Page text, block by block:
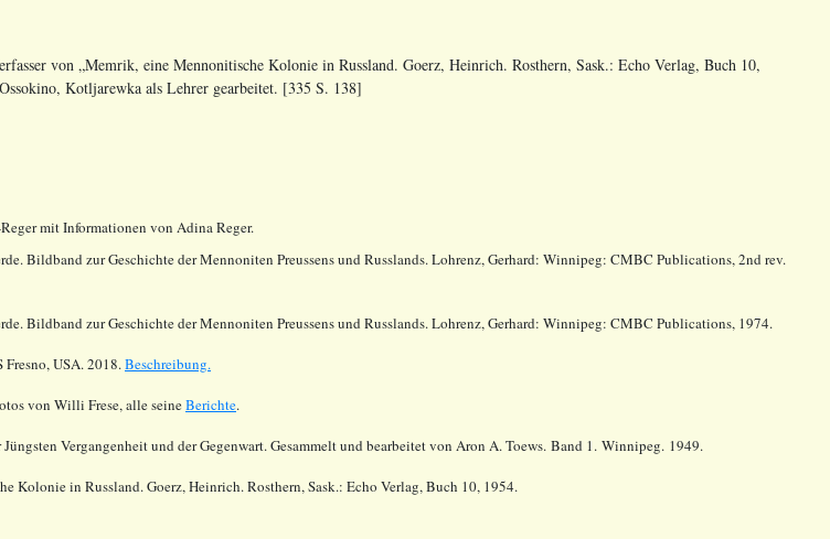
von „Memrik, eine Mennonitische Kolonie in Russland. Goerz, Heinrich. Rosthern, Sask.: Echo Verlag, Buch 10,
Kotljarewka als Lehrer gearbeitet. [335 S. 138]
mit Informationen von Adina Reger.
Bildband zur Geschichte der Mennoniten Preussens und Russlands. Lohrenz, Gerhard: Winnipeg: CMBC Publications, 2nd rev.
Bildband zur Geschichte der Mennoniten Preussens und Russlands. Lohrenz, Gerhard: Winnipeg: CMBC Publications, 1974.
USA. 2018.Beschreibung.
von Willi Frese, alle seineBerichte.
Vergangenheit und der Gegenwart. Gesammelt und bearbeitet von Aron A. Toews. Band 1. Winnipeg. 1949.
Kolonie in Russland. Goerz, Heinrich. Rosthern, Sask.: Echo Verlag, Buch 10, 1954.